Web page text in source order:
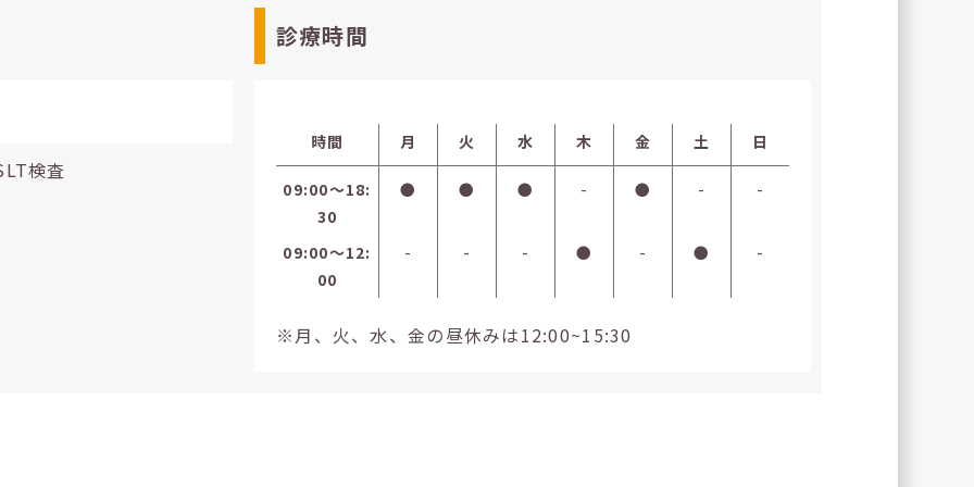
検査
診療時間
時間 月 火 水 木 金 土 日
09:00〜18:
30
● ● ● - ● - -
09:00〜12:
00
- - - ● - ● -
※月、火、水、金の昼休みは12:00~15:30